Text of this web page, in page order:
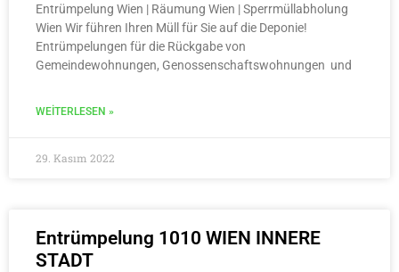
Entrümpelung Wien | Räumung Wien | Sperrmüllabholung
Wien Wir führen Ihren Müll für Sie auf die Deponie!
Entrümpelungen für die Rückgabe von
Gemeindewohnungen, Genossenschaftswohnungen und
WEITERLESEN »
29. Kasım 2022
Entrümpelung 1010 WIEN INNERE
STADT​